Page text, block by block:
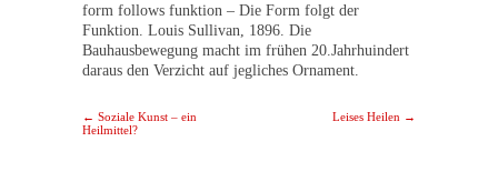
form follows funktion – Die Form folgt der
Funktion. Louis Sullivan, 1896. Die
Bauhausbewegung macht im frühen 20.Jahrhuindert
daraus den Verzicht auf jegliches Ornament.
Post navigation
← Soziale Kunst – ein
Heilmittel?
Leises Heilen →